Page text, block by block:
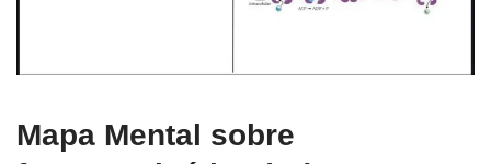
Mapa Mental sobre